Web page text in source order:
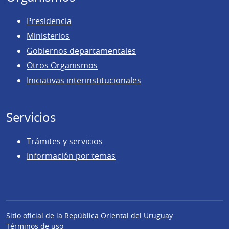
Presidencia
Ministerios
Gobiernos departamentales
Otros Organismos
Iniciativas interinstitucionales
Servicios
Trámites y servicios
Información por temas
Sitio oficial de la República Oriental del Uruguay
Términos de uso